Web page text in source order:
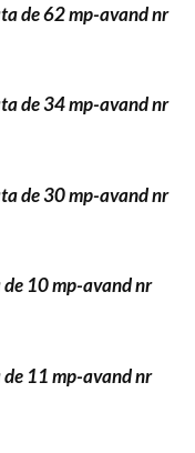
de 62 mp-avand nr
de 34 mp-avand nr
de 30 mp-avand nr
10 mp-avand nr
11 mp-avand nr